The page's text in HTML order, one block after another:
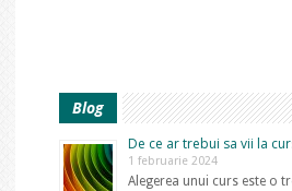
Blog
De ce ar trebui sa vii la
1 februarie 2024
Alegerea unui curs este o